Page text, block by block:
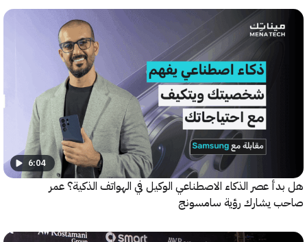
6:04
عصر الذكاء الاصطناعي الوكيل في الهواتف الذكية؟ عمر
رؤية سامسونج